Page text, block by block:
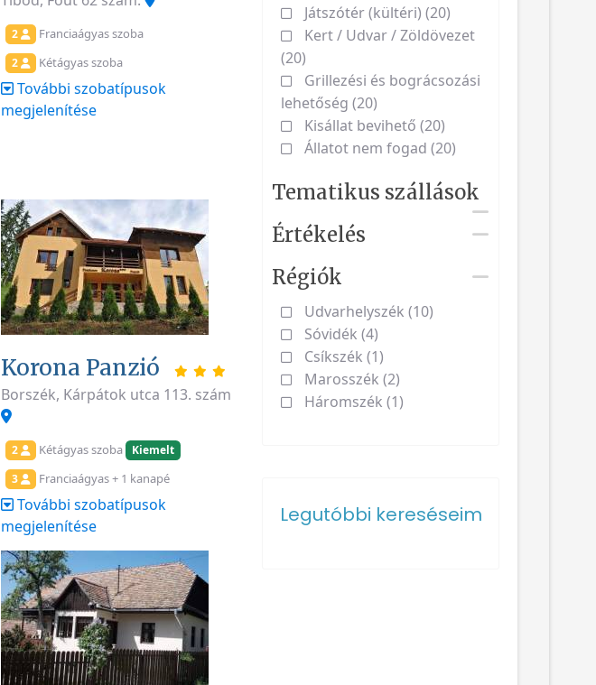
2 Franciaágyas szoba
2 Kétágyas szoba
További szobatípusok
megjelenítése
Korona Panzió
Borszék, Kárpátok utca 113. szám
2 Kétágyas szoba Kiemelt
3
Franciaágyas + 1 kanapé
További szobatípusok
megjelenítése
Játszótér (kültéri) (20)
Kert / Udvar / Zöldövezet
(20)
Grillezési és bográcsozási
lehetőség (20)
Kisállat bevihető (20)
Állatot nem fogad (20)
Tematikus szállások
Értékelés
Régiók
Udvarhelyszék (10)
Sóvidék (4)
Csíkszék (1)
Marosszék (2)
Háromszék (1)
Legutóbbi kereséseim